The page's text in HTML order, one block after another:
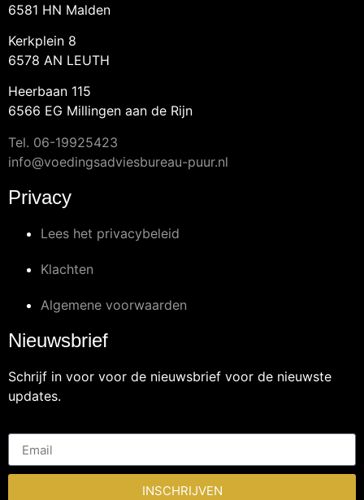
6581 HN Malden
Kerkplein 8
6578 AN LEUTH
Heerbaan 115
6566 EG Millingen aan de Rijn
Tel. 06-19925423
info@voedingsadviesbureau-puur.nl
Privacy
Lees het privacybeleid
Klachten
Algemene voorwaarden
Nieuwsbrief
Schrijf in voor voor de nieuwsbrief voor de nieuwste
updates.
INSCHRIJVEN